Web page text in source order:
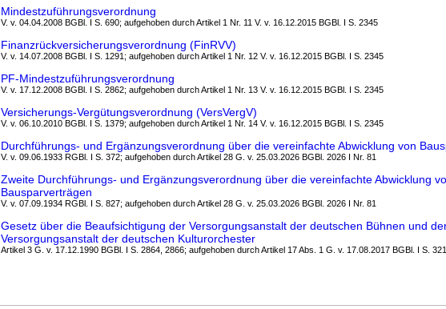
Mindestzuführungsverordnung
V. v. 04.04.2008 BGBl. I S. 690; aufgehoben durch Artikel 1 Nr. 11 V. v. 16.12.2015 BGBl. I S. 2345
Finanzrückversicherungsverordnung (FinRVV)
V. v. 14.07.2008 BGBl. I S. 1291; aufgehoben durch Artikel 1 Nr. 12 V. v. 16.12.2015 BGBl. I S. 2345
PF-Mindestzuführungsverordnung
V. v. 17.12.2008 BGBl. I S. 2862; aufgehoben durch Artikel 1 Nr. 13 V. v. 16.12.2015 BGBl. I S. 2345
Versicherungs-Vergütungsverordnung (VersVergV)
V. v. 06.10.2010 BGBl. I S. 1379; aufgehoben durch Artikel 1 Nr. 14 V. v. 16.12.2015 BGBl. I S. 2345
Durchführungs- und Ergänzungsverordnung über die vereinfachte Abwicklung von
V. v. 09.06.1933 RGBl. I S. 372; aufgehoben durch Artikel 28 G. v. 25.03.2026 BGBl. 2026 I Nr. 81
Zweite Durchführungs- und Ergänzungsverordnung über die vereinfachte Abwicklung
Bausparverträgen
V. v. 07.09.1934 RGBl. I S. 827; aufgehoben durch Artikel 28 G. v. 25.03.2026 BGBl. 2026 I Nr. 81
Gesetz über die Beaufsichtigung der Versorgungsanstalt der deutschen Bühnen und
Versorgungsanstalt der deutschen Kulturorchester
Artikel 3 G. v. 17.12.1990 BGBl. I S. 2864, 2866; aufgehoben durch Artikel 17 Abs. 1 G. v. 17.08.2017 BGBl. I S.